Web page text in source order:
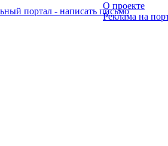
О проекте
Реклама на